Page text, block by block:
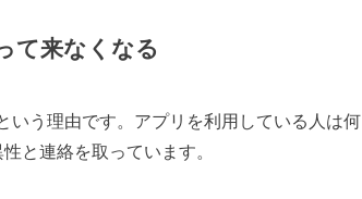
て来なくなる
いう理由です。アプリを利用している人は何
と連絡を取っています。